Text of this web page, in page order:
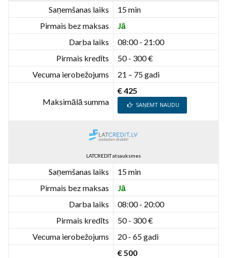
Saņemšanas laiks
15 min
Pirmais bez maksas
Jā
Darba laiks
08:00 - 21:00
Pirmais kredīts
50 - 300 €
Vecuma ierobežojums
21 – 75 gadi
Maksimālā summa
€ 425
SAŅEMT NAUDU
LATCREDIT atsauksmes
Saņemšanas laiks
15 min
Pirmais bez maksas
Jā
Darba laiks
08:00 - 20:00
Pirmais kredīts
50 - 300 €
Vecuma ierobežojums
20 - 65 gadi
€ 500